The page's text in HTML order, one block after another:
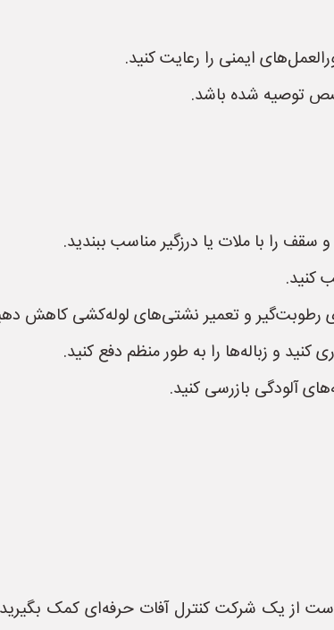
ایمنی را رعایت کنید.
توصیه شده باشد.
را با ملات یا درزگیر مناسب ببندید.
کنید.
رطوبت‌گیر و تعمیر نشتی‌های لوله‌کشی کاهش
و زباله‌ها را به طور منظم دفع کنید.
آلودگی بازرسی کنید.
است از یک شرکت کنترل آفات حرفه‌ای کمک